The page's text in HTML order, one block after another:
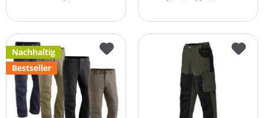
Nachhaltig
Bestseller